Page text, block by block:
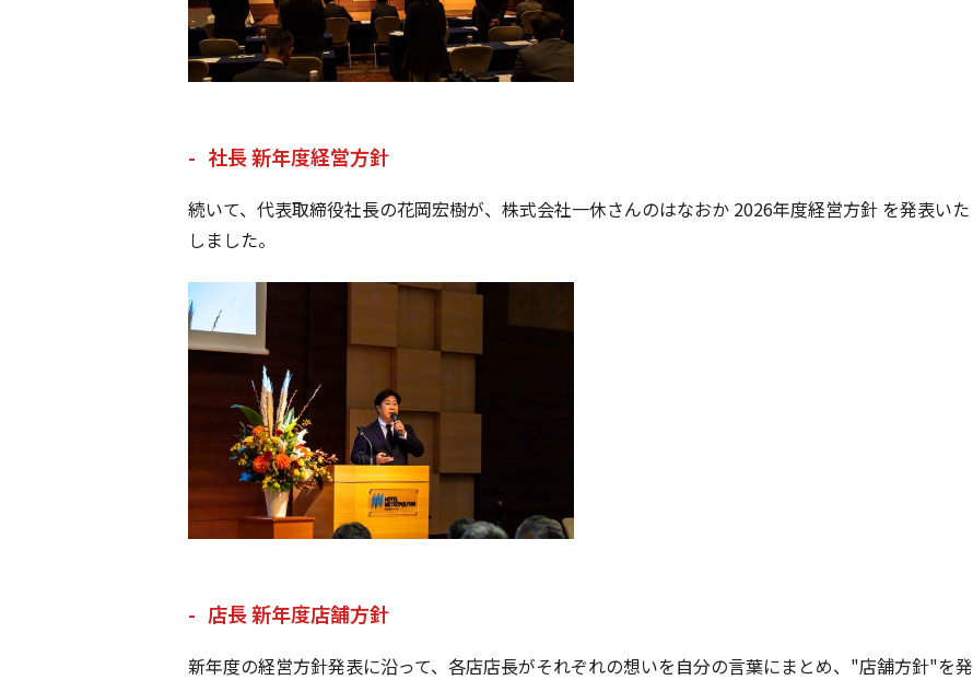
社長 新年度経営方針
続いて、代表取締役社長の花岡宏樹が、株式会社一休さんのはなおか 2026年度経営方針 を発表いた
しました。
店長 新年度店舗方針
新年度の経営方針発表に沿って、各店店長がそれぞれの想いを自分の言葉にまとめ、"店舗方針"を発